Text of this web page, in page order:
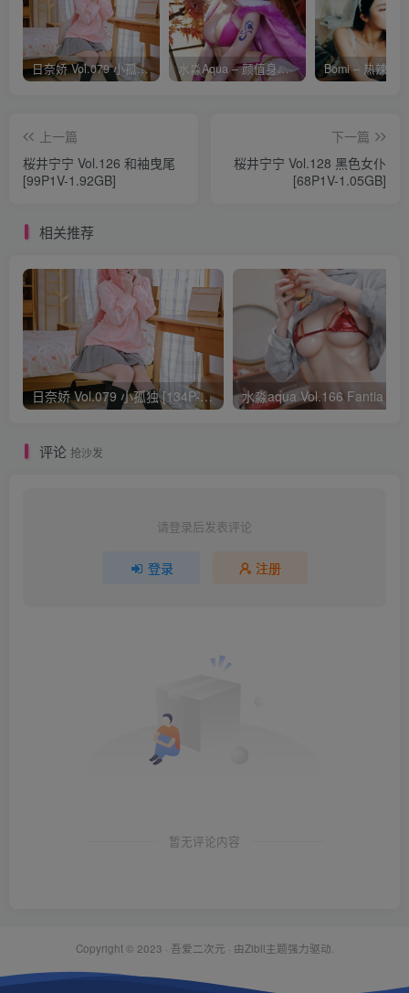
日奈娇 Vol.079 小孤独 [134P-1.84GB] 水淼Aqua – 颜值身材双在线 火爆日本 Cos写真作品合集
上一篇
桜井宁宁 Vol.126 和袖曳尾
[99P1V-1.92GB]
下一篇
桜井宁宁 Vol.128 黑色女仆
[68P1V-1.05GB]
相关推荐
日奈娇 Vol.079 小孤独 [134P-1.84GB]
评论 抢沙发
请登录后发表评论
登录 注册
暂无评论内容
Copyright © 2023 · 吾爱二次元 · 由Zibll主题强力驱动.